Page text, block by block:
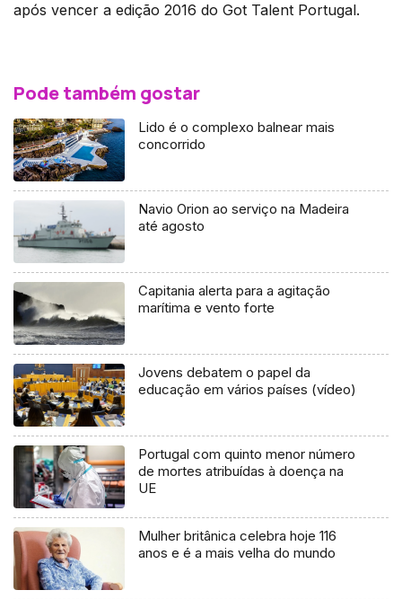
após vencer a edição 2016 do Got Talent Portugal.
Pode também gostar
Lido é o complexo balnear mais
concorrido
Navio Orion ao serviço na Madeira
até agosto
Capitania alerta para a agitação
marítima e vento forte
Jovens debatem o papel da
educação em vários países (vídeo)
Portugal com quinto menor número
de mortes atribuídas à doença na
UE
Mulher britânica celebra hoje 116
anos e é a mais velha do mundo